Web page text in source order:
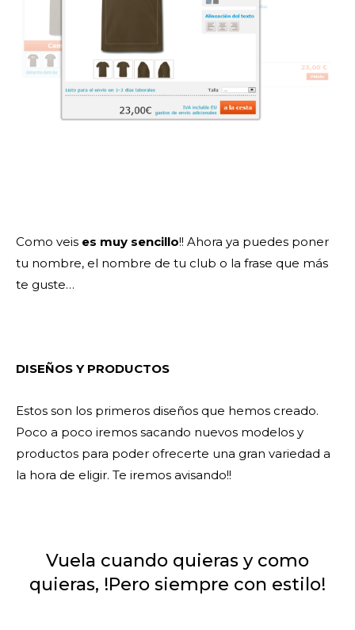
Como veis es muy sencillo!! Ahora ya puedes poner
tu nombre, el nombre de tu club o la frase que más
te guste…
DISEÑOS Y PRODUCTOS
Estos son los primeros diseños que hemos creado.
Poco a poco iremos sacando nuevos modelos y
productos para poder ofrecerte una gran variedad a
la hora de eligir. Te iremos avisando!!
Vuela cuando quieras y como
quieras, !Pero siempre con estilo!